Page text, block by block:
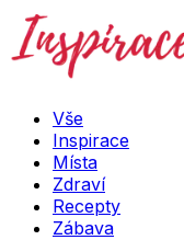
Vše
Inspirace
Místa
Zdraví
Recepty
Zábava